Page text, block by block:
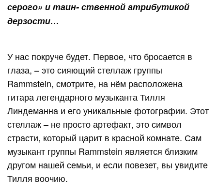
серого» и таин- ственной атрибутикой
дерзости…
У нас покруче будет. Первое, что бросается в
глаза, – это сияющий стеллаж группы
Rammstein, смотрите, на нём расположена
гитара легендарного музыканта Тилля
Линдеманна и его уникальные фотографии. Этот
стеллаж – не просто артефакт, это символ
страсти, который царит в красной комнате. Сам
музыкант группы Rammstein является близким
другом нашей семьи, и если повезет, вы увидите
Тилля воочию.